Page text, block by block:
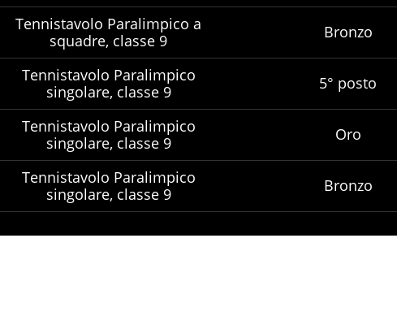
Tennistavolo Paralimpico a
squadre, classe 9
Bronzo
Tennistavolo Paralimpico
singolare, classe 9
5° posto
Tennistavolo Paralimpico
singolare, classe 9
Oro
Tennistavolo Paralimpico
singolare, classe 9
Bronzo